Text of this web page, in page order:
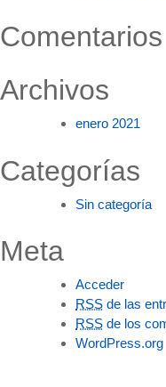
Archivos
enero 2021
Categorías
Sin categoría
Meta
Acceder
RSS de las
RSS de los
WordPress.org